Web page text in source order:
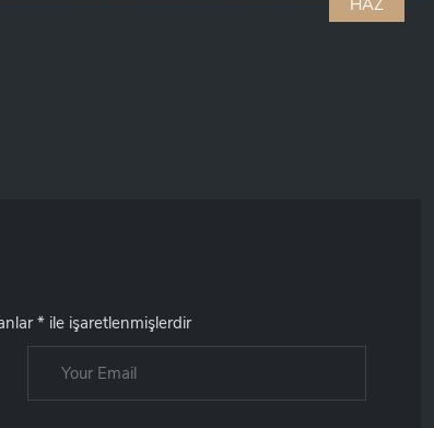
* ile işaretlenmişlerdir